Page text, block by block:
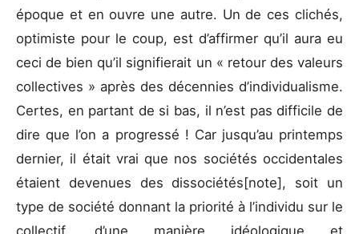
époque et en ouvre une autre. Un de ces clichés,
optimiste pour le coup, est d’affirmer qu’il aura eu
ceci de bien qu’il signifierait un « retour des valeurs
collectives » après des décennies d’individualisme.
Certes, en partant de si bas, il n’est pas difficile de
dire que l’on a progressé ! Car jusqu’au printemps
dernier, il était vrai que nos sociétés occidentales
étaient devenues des dissociétés[note], soit un
type de société donnant la priorité à l’individu sur le